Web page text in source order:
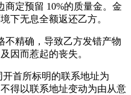
定预留 10%的质量金。金
下无息全额返还乙方。
精确，导致乙方发错产物
因而惹起的丧失。
首所标明的联系地址为
得以联系地址变动为由从意